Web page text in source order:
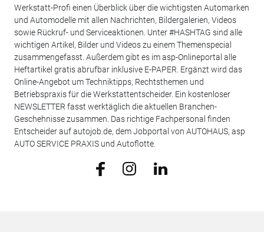
Werkstatt-Profi einen Überblick über die wichtigsten Automarken
und Automodelle mit allen Nachrichten, Bildergalerien, Videos
sowie Rückruf- und Serviceaktionen. Unter #HASHTAG sind alle
wichtigen Artikel, Bilder und Videos zu einem Themenspecial
zusammengefasst. Außerdem gibt es im asp-Onlineportal alle
Heftartikel gratis abrufbar inklusive E-PAPER. Ergänzt wird das
Online-Angebot um Techniktipps, Rechtsthemen und
Betriebspraxis für die Werkstattentscheider. Ein kostenloser
NEWSLETTER fasst werktäglich die aktuellen Branchen-
Geschehnisse zusammen. Das richtige Fachpersonal finden
Entscheider auf autojob.de, dem Jobportal von AUTOHAUS, asp
AUTO SERVICE PRAXIS und Autoflotte.